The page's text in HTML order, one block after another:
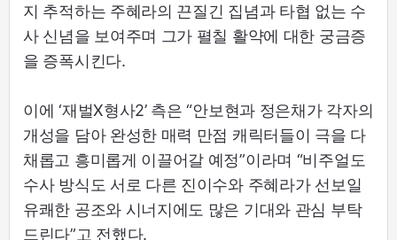
지 추적하는 주혜라의 끈질긴 집념과 타협 없는 수
사 신념을 보여주며 그가 펼칠 활약에 대한 궁금증
을 증폭시킨다.
이에 ‘재벌X형사2’ 측은 “안보현과 정은채가 각자의
개성을 담아 완성한 매력 만점 캐릭터들이 극을 다
채롭고 흥미롭게 이끌어갈 예정”이라며 “비주얼도
수사 방식도 서로 다른 진이수와 주혜라가 선보일
유쾌한 공조와 시너지에도 많은 기대와 관심 부탁
드린다”고 전했다.